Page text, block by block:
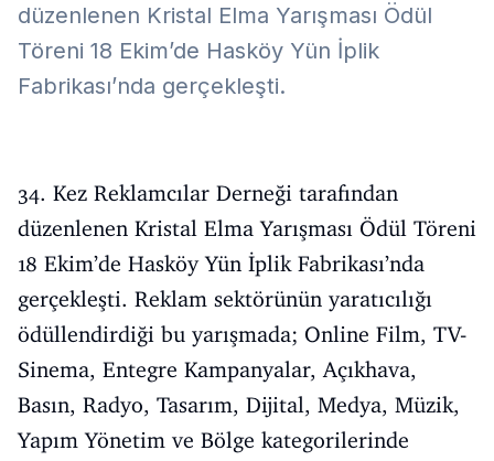
düzenlenen Kristal Elma Yarışması Ödül
Töreni 18 Ekim’de Hasköy Yün İplik
Fabrikası’nda gerçekleşti.
34. Kez Reklamcılar Derneği tarafından
düzenlenen Kristal Elma Yarışması Ödül Töreni
18 Ekim’de Hasköy Yün İplik Fabrikası’nda
gerçekleşti. Reklam sektörünün yaratıcılığı
ödüllendirdiği bu yarışmada; Online Film, TV-
Sinema, Entegre Kampanyalar, Açıkhava,
Basın, Radyo, Tasarım, Dijital, Medya, Müzik,
Yapım Yönetim ve Bölge kategorilerinde